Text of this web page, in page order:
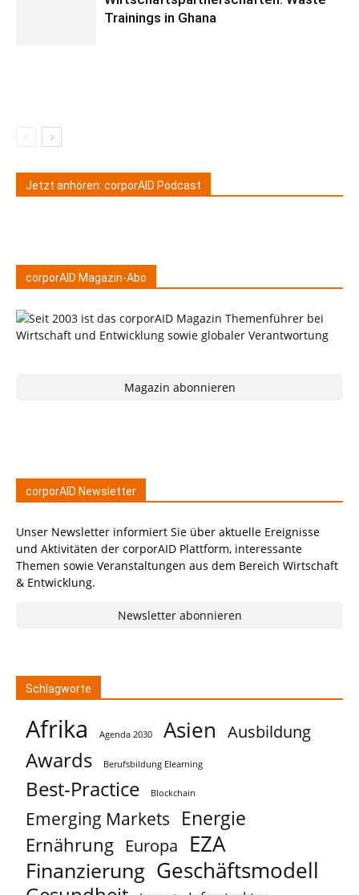
Trainings in Ghana
Jetzt anhören: corporAID Podcast
corporAID Magazin-Abo
Magazin abonnieren
corporAID Newsletter
Unser Newsletter informiert Sie über aktuelle Ereignisse
und Aktivitäten der corporAID Plattform, interessante
Themen sowie Veranstaltungen aus dem Bereich Wirtschaft
& Entwicklung.
Newsletter abonnieren
Schlagworte
Afrika Agenda 2030 Asien Ausbildung
Awards Berufsbildung Elearning
Best-Practice Blockchain
Emerging Markets Energie
Ernährung Europa EZA
Finanzierung Geschäftsmodell